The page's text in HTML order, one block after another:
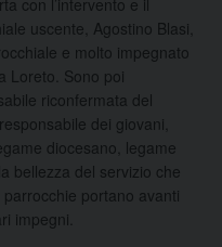
uscente, Agostino Blasi
e molto impegnato
Loreto. Sono poi
riconfermata del
dei giovani,
diocesano, legame
bellezza del servizio che
portano avanti
impegni.